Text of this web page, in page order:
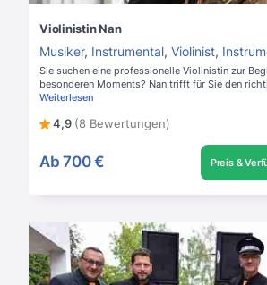
Violinistin Nan
Musiker, Instrumental, Violinist,
Sie suchen eine professionelle Violinistin zur
besonderen Moments? Nan trifft für Sie den
Weiterlesen
4,9 (8 Bewertungen)
Ab 700 € Preis &